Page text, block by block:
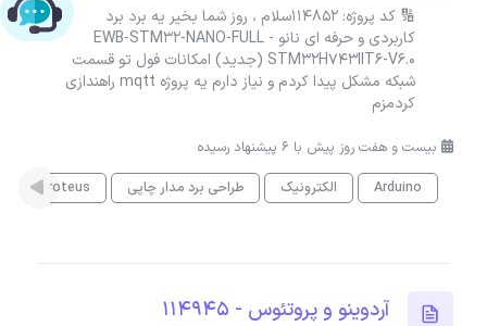
🔢 کد پروژه: 114852سلام ، روز شما بخیر یه برد برد
کاربردی و حرفه ای نانو EWB-STM32-NANO-FULL -
STM32H743IIT6-V6.0 (جدید) امکانات فول تو قسمت
شبکه مشکل پیدا کردم و نیاز دارم یه پروژه mqtt راهندازی
کردمزم
بیست و هفت روز پیش با 6 پیشنهاد رسیده
Arduino
الکترونیک طراحی برد مدار چاپی Proteus
آردوینو و پروتئوس - 114945
چت با پشتیبانی پارس‌کدرز